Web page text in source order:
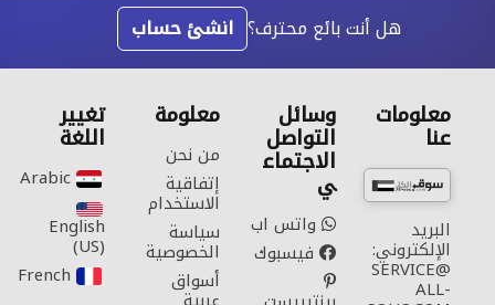
هل أنت بائع محترف؟ انشئ حساب
معلومات
عنا
البريد
الإلكتروني:
SERVICE@
ALL-
وسائل
التواصل
الاجتماع
ي
واتس اب
فيسبوك
معلومة
من نحن
إتفاقية
الاستخدام
سياسة
الخصوصية
أسواق
تغيير
اللغة
Arabic‎
English
(US)‎
French‎